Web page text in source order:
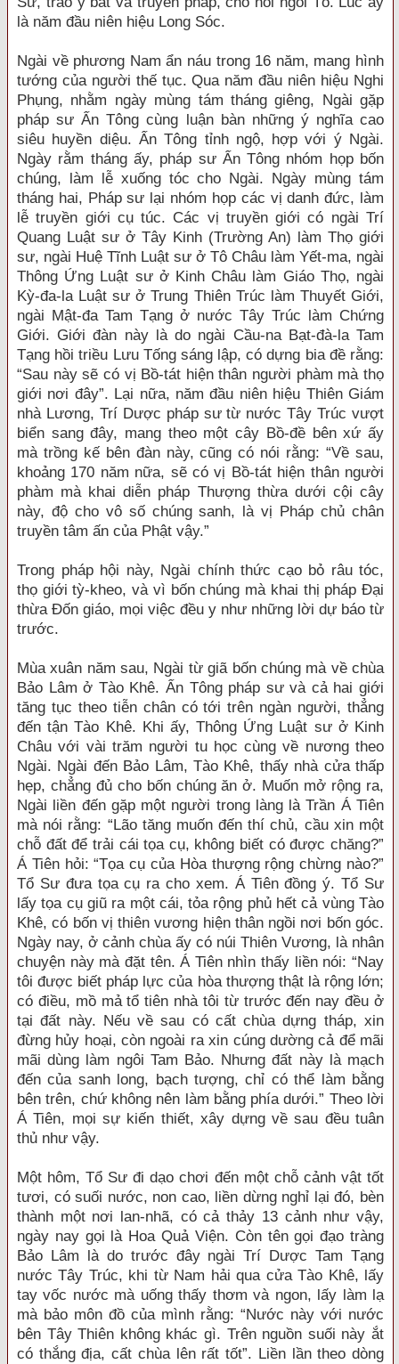
là năm đầu niên hiệu Long Sóc.
Ngài về phương Nam ẩn náu trong 16 năm, mang hình
tướng của người thế tục. Qua năm đầu niên hiệu Nghi
Phụng, nhằm ngày mùng tám tháng giêng, Ngài gặp
pháp sư Ấn Tông cùng luận bàn những ý nghĩa cao
siêu huyền diệu. Ấn Tông tỉnh ngộ, hợp với ý Ngài.
Ngày rằm tháng ấy, pháp sư Ấn Tông nhóm họp bốn
chúng, làm lễ xuống tóc cho Ngài. Ngày mùng tám
tháng hai, Pháp sư lại nhóm họp các vị danh đức, làm
lễ truyền giới cụ túc. Các vị truyền giới có ngài Trí
Quang Luật sư ở Tây Kinh (Trường An) làm Thọ giới
sư, ngài Huệ Tĩnh Luật sư ở Tô Châu làm Yết-ma, ngài
Thông Ứng Luật sư ở Kinh Châu làm Giáo Thọ, ngài
Kỳ-đa-la Luật sư ở Trung Thiên Trúc làm Thuyết Giới,
ngài Mật-đa Tam Tạng ở nước Tây Trúc làm Chứng
Giới. Giới đàn này là do ngài Cầu-na Bạt-đà-la Tam
Tạng hồi triều Lưu Tống sáng lập, có dựng bia đề rằng:
“Sau này sẽ có vị Bồ-tát hiện thân người phàm mà thọ
giới nơi đây”. Lại nữa, năm đầu niên hiệu Thiên Giám
nhà Lương, Trí Dược pháp sư từ nước Tây Trúc vượt
biển sang đây, mang theo một cây Bồ-đề bên xứ ấy
mà trồng kế bên đàn này, cũng có nói rằng: “Về sau,
khoảng 170 năm nữa, sẽ có vị Bồ-tát hiện thân người
phàm mà khai diễn pháp Thượng thừa dưới cội cây
này, độ cho vô số chúng sanh, là vị Pháp chủ chân
truyền tâm ấn của Phật vậy.”
Trong pháp hội này, Ngài chính thức cạo bỏ râu tóc,
thọ giới tỳ-kheo, và vì bốn chúng mà khai thị pháp Đại
thừa Đốn giáo, mọi việc đều y như những lời dự báo từ
trước.
Mùa xuân năm sau, Ngài từ giã bốn chúng mà về chùa
Bảo Lâm ở Tào Khê. Ấn Tông pháp sư và cả hai giới
tăng tục theo tiễn chân có tới trên ngàn người, thẳng
đến tận Tào Khê. Khi ấy, Thông Ứng Luật sư ở Kinh
Châu với vài trăm người tu học cùng về nương theo
Ngài. Ngài đến Bảo Lâm, Tào Khê, thấy nhà cửa thấp
hẹp, chẳng đủ cho bốn chúng ăn ở. Muốn mở rộng ra,
Ngài liền đến gặp một người trong làng là Trần Á Tiên
mà nói rằng: “Lão tăng muốn đến thí chủ, cầu xin một
chỗ đất để trải cái tọa cụ, không biết có được chăng?”
Á Tiên hỏi: “Tọa cụ của Hòa thượng rộng chừng nào?”
Tổ Sư đưa tọa cụ ra cho xem. Á Tiên đồng ý. Tổ Sư
lấy tọa cụ giũ ra một cái, tỏa rộng phủ hết cả vùng Tào
Khê, có bốn vị thiên vương hiện thân ngồi nơi bốn góc.
Ngày nay, ở cảnh chùa ấy có núi Thiên Vương, là nhân
chuyện này mà đặt tên. Á Tiên nhìn thấy liền nói: “Nay
tôi được biết pháp lực của hòa thượng thật là rộng lớn;
có điều, mồ mả tổ tiên nhà tôi từ trước đến nay đều ở
tại đất này. Nếu về sau có cất chùa dựng tháp, xin
đừng hủy hoại, còn ngoài ra xin cúng dường cả để mãi
mãi dùng làm ngôi Tam Bảo. Nhưng đất này là mạch
đến của sanh long, bạch tượng, chỉ có thể làm bằng
bên trên, chứ không nên làm bằng phía dưới.” Theo lời
Á Tiên, mọi sự kiến thiết, xây dựng về sau đều tuân
thủ như vậy.
Một hôm, Tổ Sư đi dạo chơi đến một chỗ cảnh vật tốt
tươi, có suối nước, non cao, liền dừng nghỉ lại đó, bèn
thành một nơi lan-nhã, có cả thảy 13 cảnh như vậy,
ngày nay gọi là Hoa Quả Viện. Còn tên gọi đạo tràng
Bảo Lâm là do trước đây ngài Trí Dược Tam Tạng
nước Tây Trúc, khi từ Nam hải qua cửa Tào Khê, lấy
tay vốc nước mà uống thấy thơm và ngon, lấy làm lạ
mà bảo môn đồ của mình rằng: “Nước này với nước
bên Tây Thiên không khác gì. Trên nguồn suối này ắt
có thắng địa, cất chùa lên rất tốt”. Liền lần theo dòng